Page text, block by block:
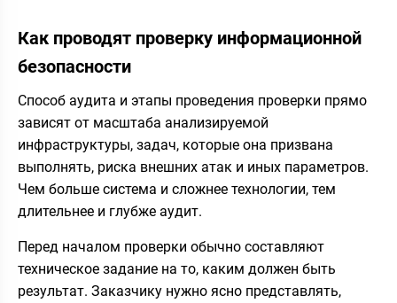
Как проводят проверку информационной
безопасности
Способ аудита и этапы проведения проверки прямо
зависят от масштаба анализируемой
инфраструктуры, задач, которые она призвана
выполнять, риска внешних атак и иных параметров.
Чем больше система и сложнее технологии, тем
длительнее и глубже аудит.
Перед началом проверки обычно составляют
техническое задание на то, каким должен быть
результат. Заказчику нужно ясно представлять,